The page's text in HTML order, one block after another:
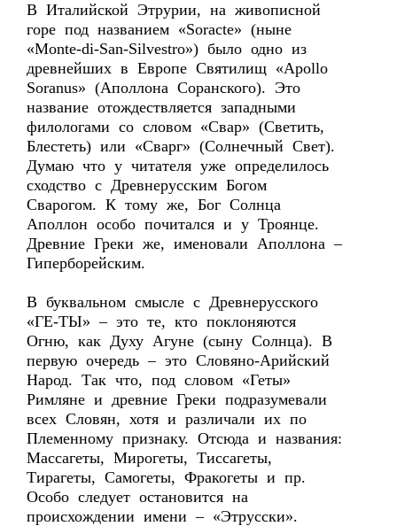
В Италийской Этрурии, на живописной
горе под названием «Soracte» (ныне
«Monte-di-San-Silvestro») было одно из
древнейших в Европе Святилищ «Apollo
Soranus» (Аполлона Соранского). Это
название отождествляется западными
филологами со словом «Свар» (Светить,
Блестеть) или «Сварг» (Солнечный Свет).
Думаю что у читателя уже определилось
сходство с Древнерусским Богом
Сварогом. К тому же, Бог Солнца
Аполлон особо почитался и у Троянце.
Древние Греки же, именовали Аполлона –
Гиперборейским.
В буквальном смысле с Древнерусского
«ГЕ-ТЫ» – это те, кто поклоняются
Огню, как Духу Агуне (сыну Солнца). В
первую очередь – это Словяно-Арийский
Народ. Так что, под словом «Геты»
Римляне и древние Греки подразумевали
всех Словян, хотя и различали их по
Племенному признаку. Отсюда и названия:
Массагеты, Мирогеты, Тиссагеты,
Тирагеты, Самогеты, Фракогеты и пр.
Особо следует остановится на
происхождении имени – «Этрусски».